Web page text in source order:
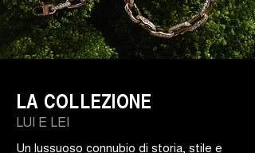
LA COLLEZIONE
LUI E LEI
Un lussuoso connubio di storia, stile e